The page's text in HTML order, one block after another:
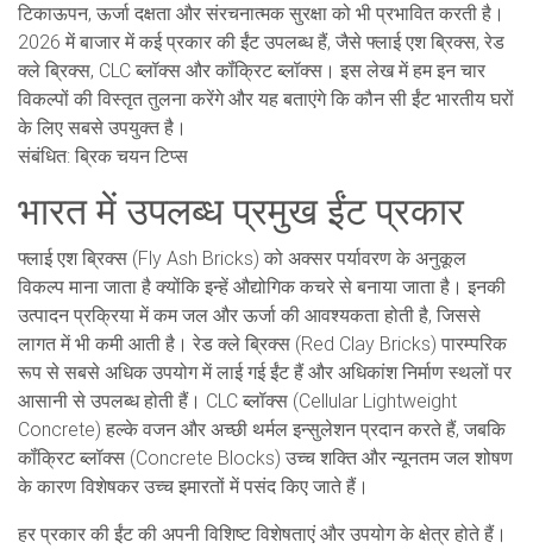
टिकाऊपन, ऊर्जा दक्षता और संरचनात्मक सुरक्षा को भी प्रभावित करती है।
2026 में बाजार में कई प्रकार की ईंट उपलब्ध हैं, जैसे फ्लाई एश ब्रिक्स, रेड
क्ले ब्रिक्स, CLC ब्लॉक्स और कॉंक्रिट ब्लॉक्स। इस लेख में हम इन चार
विकल्पों की विस्तृत तुलना करेंगे और यह बताएंगे कि कौन सी ईंट भारतीय घरों
के लिए सबसे उपयुक्त है।
संबंधित: ब्रिक चयन टिप्स
भारत में उपलब्ध प्रमुख ईंट प्रकार
फ्लाई एश ब्रिक्स (Fly Ash Bricks) को अक्सर पर्यावरण के अनुकूल
विकल्प माना जाता है क्योंकि इन्हें औद्योगिक कचरे से बनाया जाता है। इनकी
उत्पादन प्रक्रिया में कम जल और ऊर्जा की आवश्यकता होती है, जिससे
लागत में भी कमी आती है। रेड क्ले ब्रिक्स (Red Clay Bricks) पारम्परिक
रूप से सबसे अधिक उपयोग में लाई गई ईंट हैं और अधिकांश निर्माण स्थलों पर
आसानी से उपलब्ध होती हैं। CLC ब्लॉक्स (Cellular Lightweight
Concrete) हल्के वजन और अच्छी थर्मल इन्सुलेशन प्रदान करते हैं, जबकि
कॉंक्रिट ब्लॉक्स (Concrete Blocks) उच्च शक्ति और न्यूनतम जल शोषण
के कारण विशेषकर उच्च इमारतों में पसंद किए जाते हैं।
हर प्रकार की ईंट की अपनी विशिष्ट विशेषताएं और उपयोग के क्षेत्र होते हैं।